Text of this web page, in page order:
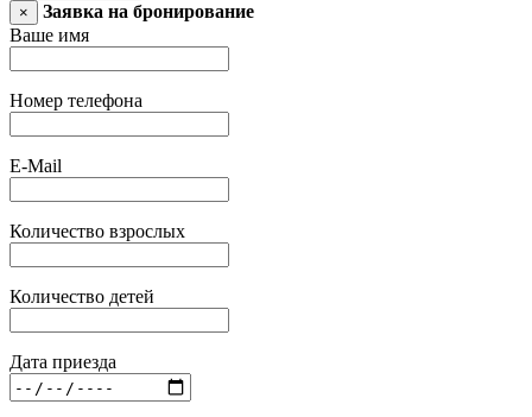
×
Заявка на бронирование
Ваше имя
Номер телефона
E-Mail
Количество взрослых
Количество детей
Дата приезда